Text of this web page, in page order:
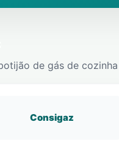
de gás de
Consigaz